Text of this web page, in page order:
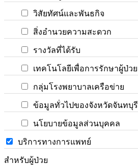
วิสัยทัศน์และพันธกิจ
สิ่งอำนวยความสะดวก
รางวัลที่ได้รับ
เทคโนโลยีเพื่อการรักษาผู้ป่วย
กลุ่มโรงพยาบาลเครือข่าย
ข้อมูลทั่วไปของจังหวัดจันทบุรี
นโยบายข้อมูลส่วนบุคคล
บริการทางการแพทย์
สำหรับผู้ป่วย